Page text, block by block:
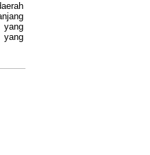
yang
yang